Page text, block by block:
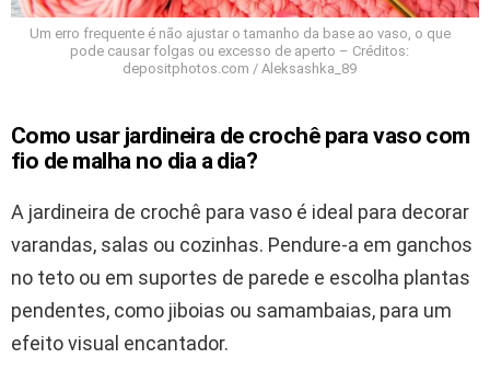
Um erro frequente é não ajustar o tamanho da base ao vaso, o que
pode causar folgas ou excesso de aperto – Créditos:
depositphotos.com / Aleksashka_89
Como usar jardineira de crochê para vaso com
fio de malha no dia a dia?
A jardineira de crochê para vaso é ideal para decorar
varandas, salas ou cozinhas. Pendure-a em ganchos
no teto ou em suportes de parede e escolha plantas
pendentes, como jiboias ou samambaias, para um
efeito visual encantador.